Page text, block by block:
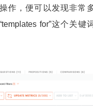
作，便可以发现非常
for”这个关键